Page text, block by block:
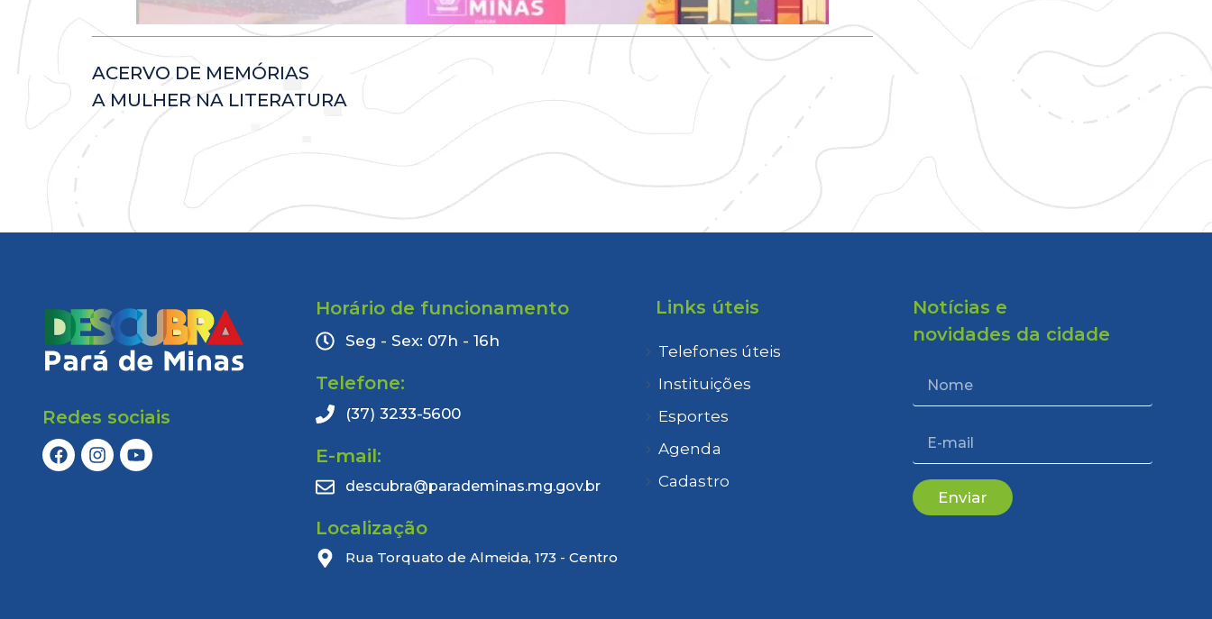
ACERVO DE MEMÓRIAS
A MULHER NA LITERATURA
Redes sociais
Horário de funcionamento
Seg - Sex: 07h - 16h
Telefone:
(37) 3233-5600
E-mail:
descubra@parademinas.mg.gov.br
Localização
Rua Torquato de Almeida, 173 - Centro
Links úteis
Telefones úteis
Instituições
Esportes
Agenda
Cadastro
Notícias e
novidades da cidade
Enviar